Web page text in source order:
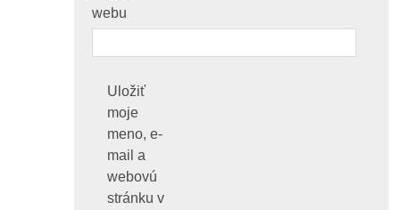
webu
Uložiť
moje
meno, e-
mail a
webovú
stránku v